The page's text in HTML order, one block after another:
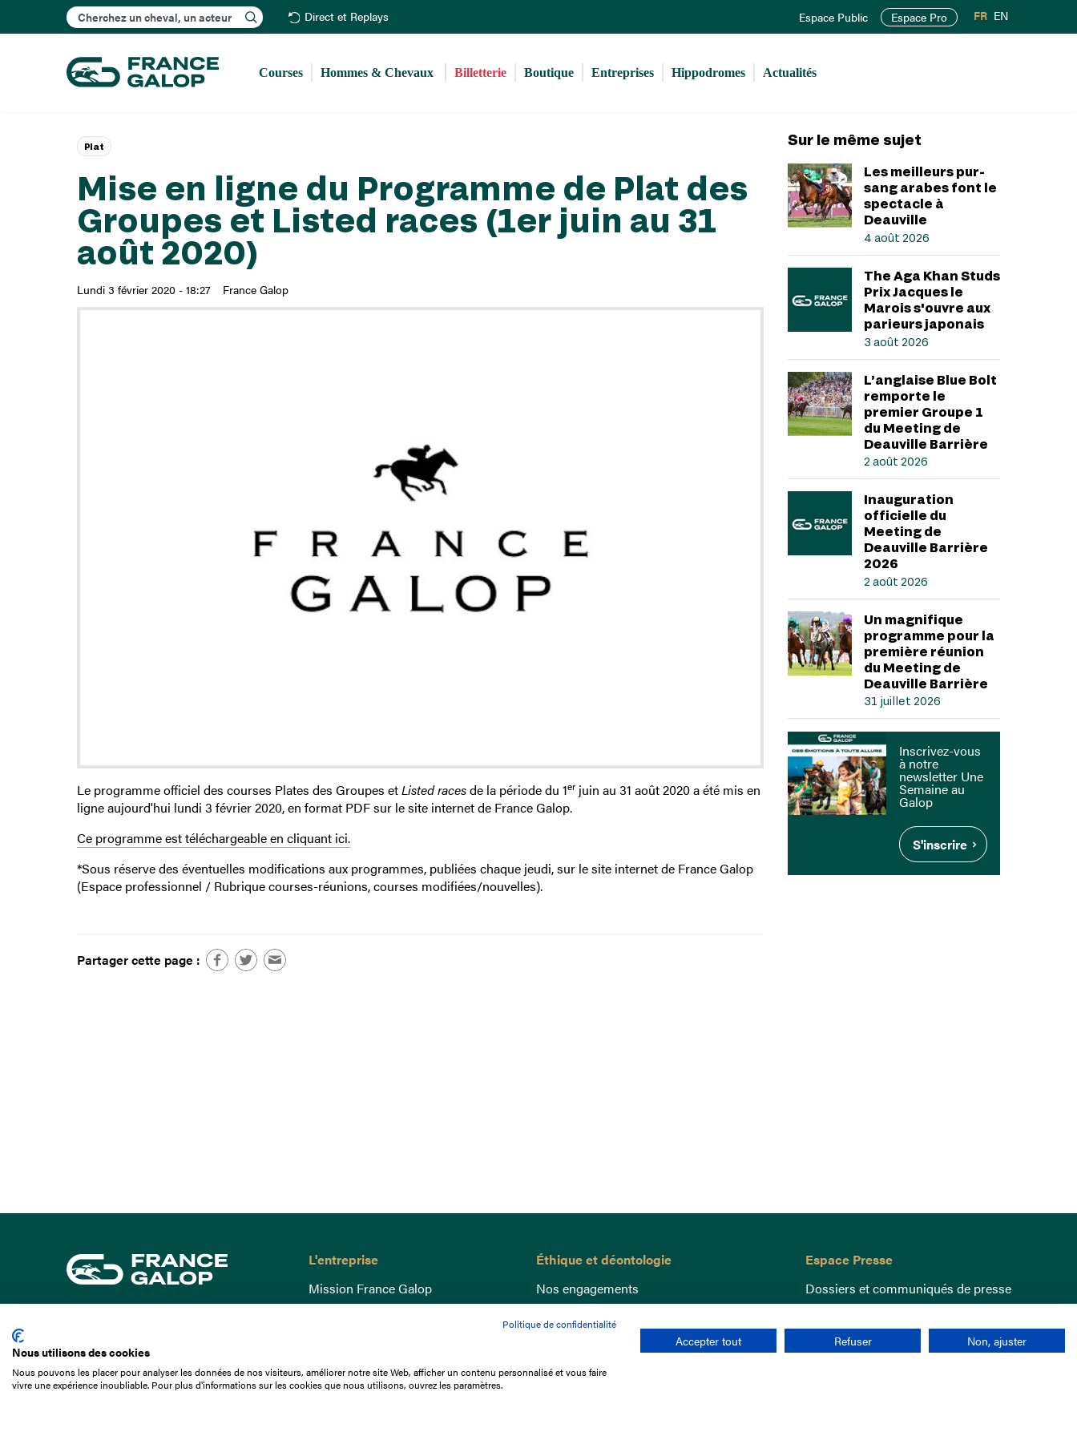
au
principal
Rechercher Direct et Replays Espace Public Espace Pro FR EN
Courses Hommes & Chevaux Billetterie Boutique Entreprises Hippodromes Actualités
Mise en ligne du Programme de Plat des
Groupes et Listed races (1er juin au 31
août 2020)
Lundi 3 février 2020 - 18:27 France Galop
Plat
Le programme officiel des courses Plates des Groupes etListed racesde la période du 1erjuin au 31 août 2020 a été mis en
ligne aujourd'hui lundi 3 février 2020, en format PDF sur le site internet de France Galop.
Ce programme est téléchargeable en cliquant ici.
*Sous réserve des éventuelles modifications aux programmes, publiées chaque jeudi, sur le site internet de France Galop
(Espace professionnel / Rubrique courses-réunions, courses modifiées/nouvelles).
Partager cette page :
Sur le même sujet
Les meilleurs pur-
sang arabes font le
spectacle à
Deauville
4 août 2026
The Aga Khan Studs
Prix Jacques le
Marois s'ouvre aux
parieurs japonais
3 août 2026
L’anglaise Blue Bolt
remporte le
premier Groupe 1
du Meeting de
Deauville Barrière
2 août 2026
Inauguration
officielle du
Meeting de
Deauville Barrière
2026
2 août 2026
Un magnifique
programme pour la
première réunion
du Meeting de
Deauville Barrière
31 juillet 2026
Inscrivez-vous
à notre
newsletter Une
Semaine au
Galop
S'inscrire
01 49 10 20 29
L'entreprise
Mission France Galop
Gouvernance
Comprendre les courses
Docuthèque
Éthique et déontologie
Nos engagements
Lutte anti-dopage
Bien être equin
Index Egalité Femmes-Hommes
Jeu responsable
Espace Presse
Dossiers et communiqués de presse
Politique de confidentialité
Nous utilisons des cookies
Nous pouvons les placer pour analyser les données de nos visiteurs, améliorer notre site Web, afficher un contenu personnalisé et vous faire
vivre une expérience inoubliable. Pour plus d'informations sur les cookies que nous utilisons, ouvrez les paramètres.
Accepter tout Refuser Non, ajuster